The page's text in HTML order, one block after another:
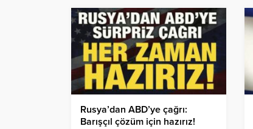
Rusya’dan ABD’ye çağrı:
Barışçıl çözüm için hazırız!